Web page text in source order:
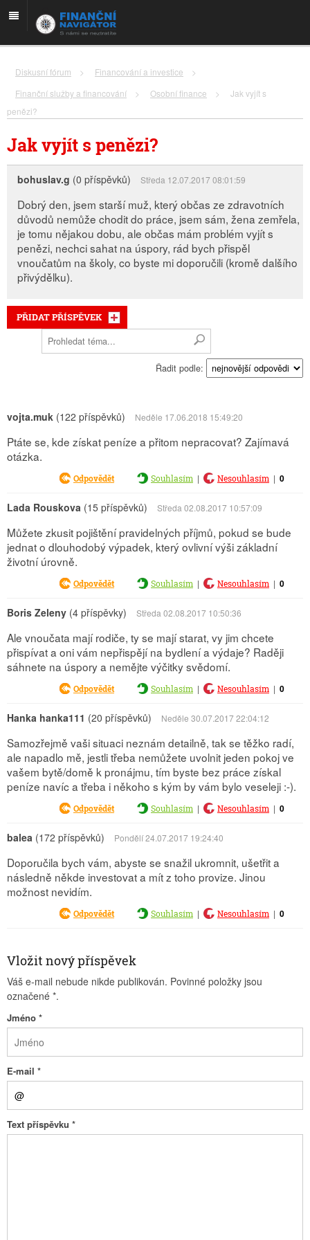
Diskusní fórum > Financování a investice
>
Finanční služby a financování
> Osobní finance >
Jak vyjít s
penězi?
Jak vyjít s penězi?
bohuslav.g (0 příspěvků) Středa 12.07.2017 08:01:59
Dobrý den, jsem starší muž, který občas ze zdravotních
důvodů nemůže chodit do práce, jsem sám, žena zemřela,
je tomu nějakou dobu, ale občas mám problém vyjít s
penězi, nechci sahat na úspory, rád bych přispěl
vnoučatům na školy, co byste mi doporučili (kromě dalšího
přivýdělku).
PŘIDAT PŘÍSPĚVEK
Řadit podle:
vojta.muk (122 příspěvků) Neděle 17.06.2018 15:49:20
Ptáte se, kde získat peníze a přitom nepracovat? Zajímavá
otázka.
Odpovědět Souhlasím | Nesouhlasím | 0
Lada Rouskova (15 příspěvků) Středa 02.08.2017 10:57:09
Můžete zkusit pojištění pravidelných příjmů, pokud se bude
jednat o dlouhodobý výpadek, který ovlivní výši základní
životní úrovně.
Odpovědět Souhlasím | Nesouhlasím | 0
Boris Zeleny (4 příspěvky) Středa 02.08.2017 10:50:36
Ale vnoučata mají rodiče, ty se mají starat, vy jim chcete
přispívat a oni vám nepřispějí na bydlení a výdaje? Raději
sáhnete na úspory a nemějte výčitky svědomí.
Odpovědět Souhlasím | Nesouhlasím | 0
Hanka hanka111 (20 příspěvků) Neděle 30.07.2017 22:04:12
Samozřejmě vaši situaci neznám detailně, tak se těžko radí,
ale napadlo mě, jestli třeba nemůžete uvolnit jeden pokoj ve
vašem bytě/domě k pronájmu, tím byste bez práce získal
peníze navíc a třeba i někoho s kým by vám bylo veseleji :-).
Odpovědět Souhlasím | Nesouhlasím | 0
balea (172 příspěvků) Pondělí 24.07.2017 19:24:40
Doporučila bych vám, abyste se snažil ukromnit, ušetřit a
následně někde investovat a mít z toho provize. Jinou
možnost nevidím.
Odpovědět Souhlasím | Nesouhlasím | 0
Vložit nový příspěvek
Váš e-mail nebude nikde publikován. Povinné položky jsou
označené *.
Jméno *
E-mail *
Text příspěvku *